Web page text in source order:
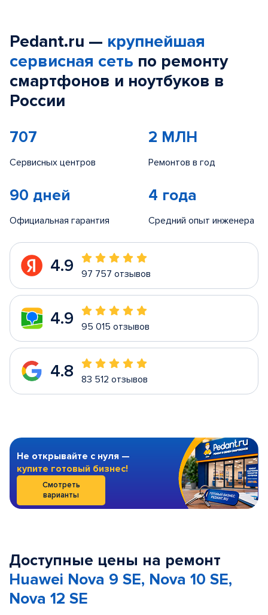
Pedant.ru — крупнейшая
сервисная сеть по ремонту
смартфонов и ноутбуков в
России
707
Сервисных центров
2 МЛН
Ремонтов в год
90 дней
Официальная гарантия
4 года
Средний опыт инженера
4.9 97 757 отзывов
4.9 95 015 отзывов
4.8 83 512 отзывов
Не открывайте с нуля —
купите готовый бизнес!
Смотреть
варианты
Доступные цены на ремонт
Huawei Nova 9 SE, Nova 10 SE,
Nova 12 SE